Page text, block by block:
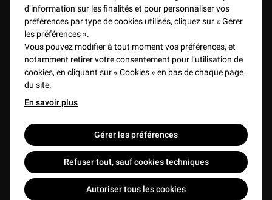
d’information sur les finalités et pour personnaliser vos
préférences par type de cookies utilisés, cliquez sur « Gérer
les préférences ».
Vous pouvez modifier à tout moment vos préférences, et
notamment retirer votre consentement pour l’utilisation de
cookies, en cliquant sur « Cookies » en bas de chaque page
du site.
En savoir plus
Gérer les préférences
Refuser tout, sauf cookies techniques
Autoriser tous les cookies
22/27 - Deciphering the early Aegean scripts :
Cretan Hieroglyphs, Linear A, and Cypro-minoan